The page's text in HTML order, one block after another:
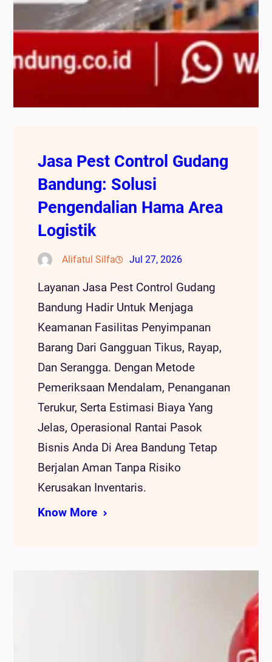
Jasa Pest Control Gudang
Bandung: Solusi
Pengendalian Hama Area
Logistik
Alifatul Silfa Jul 27, 2026
Layanan Jasa Pest Control Gudang
Bandung Hadir Untuk Menjaga
Keamanan Fasilitas Penyimpanan
Barang Dari Gangguan Tikus, Rayap,
Dan Serangga. Dengan Metode
Pemeriksaan Mendalam, Penanganan
Terukur, Serta Estimasi Biaya Yang
Jelas, Operasional Rantai Pasok
Bisnis Anda Di Area Bandung Tetap
Berjalan Aman Tanpa Risiko
Kerusakan Inventaris.
Know More